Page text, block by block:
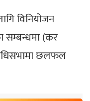
विनियोजन
सम्बन्धमा (कर
छलफल